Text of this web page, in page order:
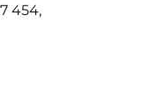
454,